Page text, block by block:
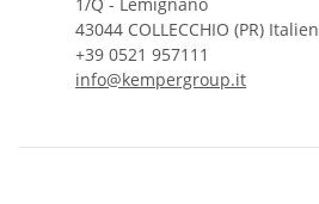
43044 COLLECCHIO (PR) Italien
+39 0521 957111
info@kempergroup.it